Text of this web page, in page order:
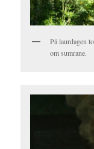
På laurdagen
om sumrane.